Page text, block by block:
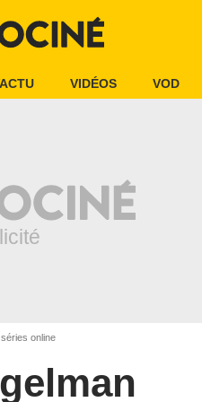
VIDÉOS VOD
online